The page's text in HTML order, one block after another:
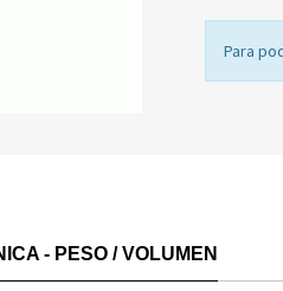
Para
- PESO / VOLUMEN